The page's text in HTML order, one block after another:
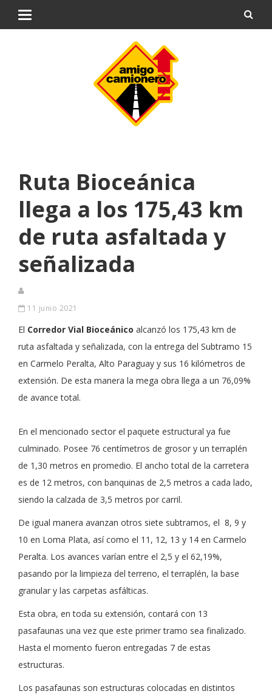
Ruta Bioceánica
llega a los 175,43 km
de ruta asfaltada y
señalizada
11 junio 2021
El Corredor Vial Bioceánico alcanzó los 175,43 km de
ruta asfaltada y señalizada, con la entrega del Subtramo 15
en Carmelo Peralta, Alto Paraguay y sus 16 kilómetros de
extensión. De esta manera la mega obra llega a un 76,09%
de avance total.
En el mencionado sector el paquete estructural ya fue
culminado. Posee 76 centímetros de grosor y un terraplén
de 1,30 metros en promedio. El ancho total de la carretera
es de 12 metros, con banquinas de 2,5 metros a cada lado,
siendo la calzada de 3,5 metros por carril.
De igual manera avanzan otros siete subtramos, el 8, 9 y
10 en Loma Plata, así como el 11, 12, 13 y 14 en Carmelo
Peralta. Los avances varían entre el 2,5 y el 62,19%,
pasando por la limpieza del terreno, el terraplén, la base
granular y las carpetas asfálticas.
Esta obra, en toda su extensión, contará con 13
pasafaunas una vez que este primer tramo sea finalizado.
Hasta el momento fueron entregadas 7 de estas
estructuras.
Los pasafaunas son estructuras colocadas en distintos